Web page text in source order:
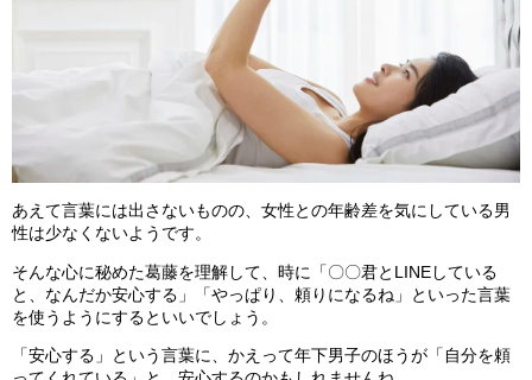
あえて言葉には出さないものの、女性との年齢差を気にしている男
性は少なくないようです。
そんな心に秘めた葛藤を理解して、時に「〇〇君とLINEしている
と、なんだか安心する」「やっぱり、頼りになるね」といった言葉
を使うようにするといいでしょう。
「安心する」という言葉に、かえって年下男子のほうが「自分を頼